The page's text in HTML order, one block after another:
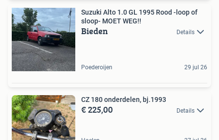
Suzuki Alto 1.0 GL 1995 Rood -loop of
sloop- MOET WEG!!
Bieden Details
Poederoijen 29 jul 26
CZ 180 onderdelen, bj.1993
€ 225,00 Details